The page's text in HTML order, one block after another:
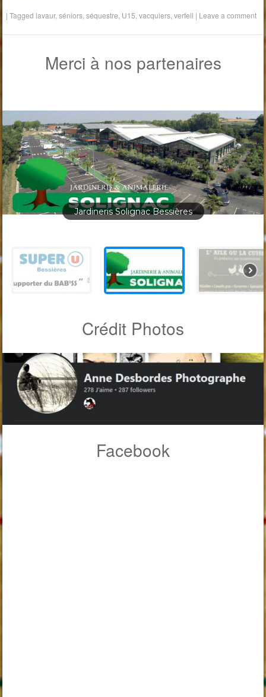
|Tagged lavaur,séniors ,séquestre U15 ,vacquiers ,verfeil | Leave a comment
Merci à nos partenaires
Jardineris Solignac Bessières
Crédit Photos
Facebook